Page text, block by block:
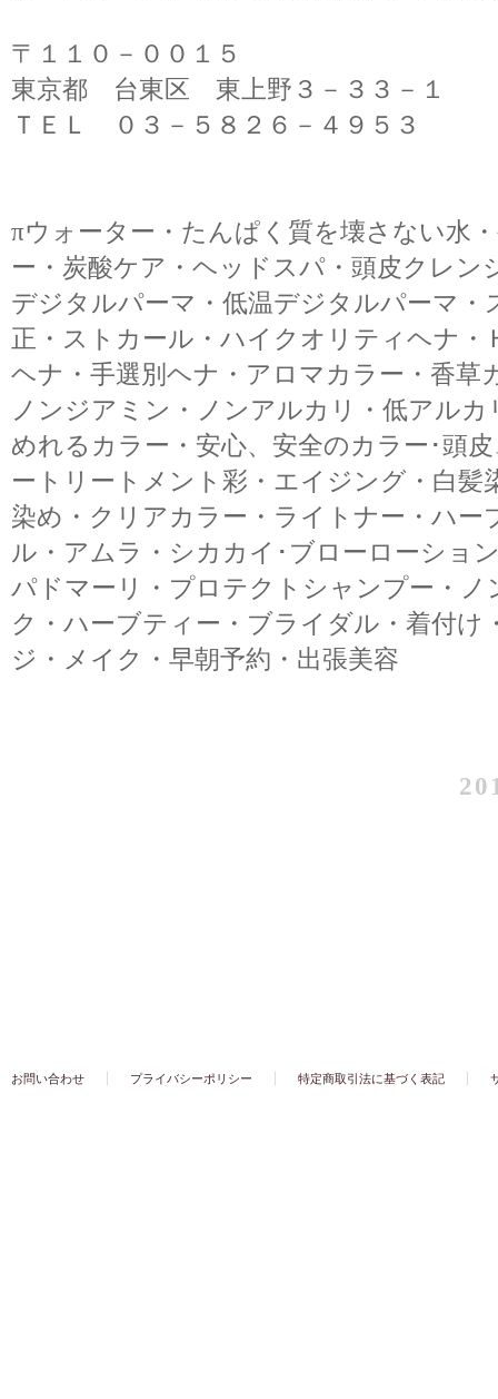
〒１１０－００１５
東京都 台東区 東上野３－３３－１
ＴＥＬ ０３－５８２６－４９５３
πウォーター・たんぱく質を壊さない水
ー・炭酸ケア・ヘッドスパ・頭皮クレン
デジタルパーマ・低温デジタルパーマ・
正・ストカール・ハイクオリティヘナ・
ヘナ・手選別ヘナ・アロマカラー・香草
ノンジアミン・ノンアルカリ・低アルカ
めれるカラー・安心、安全のカラー･頭
ートリートメント彩・エイジング・白髪
染め・クリアカラー・ライトナー・ハー
ル・アムラ・シカカイ･ブローローショ
パドマーリ・プロテクトシャンプー・
ク・ハーブティー・ブライダル・着付け
ジ・メイク・早朝予約・出張美容
お問い合わせ プライバシーポリシー 特定商取引法に基づく表記